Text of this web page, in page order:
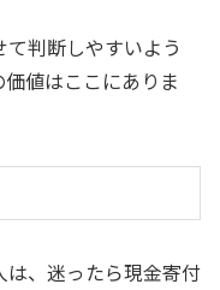
判断しやすいよう
値はここにありま
、迷ったら現金寄付